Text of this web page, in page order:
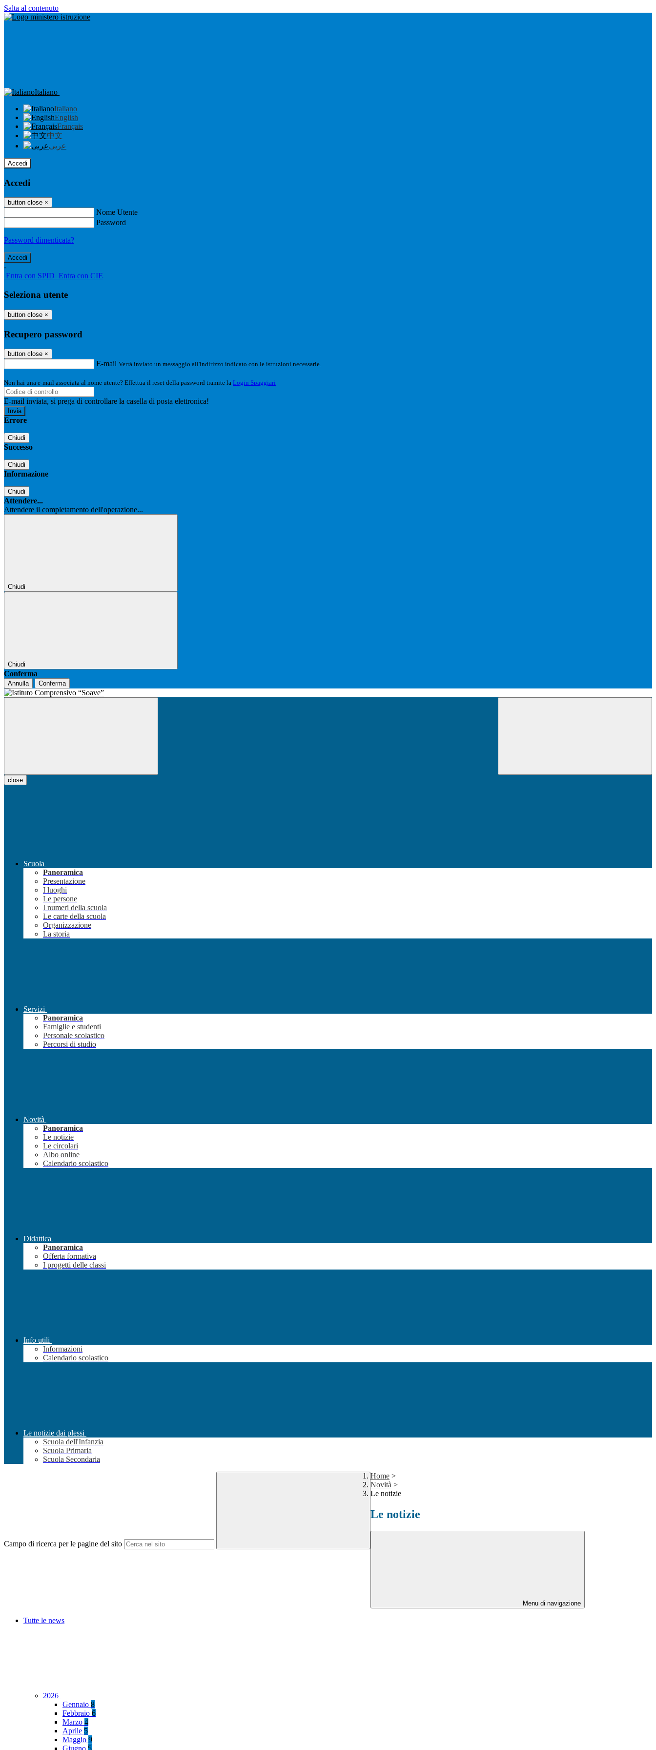
Salta al contenuto
Italiano
Italiano
English
Français
中文
عربى
Accedi
Accedi
button close ×
Nome Utente
Password
Password dimenticata?
-
Entra con SPID Entra con CIE
Seleziona utente
button close ×
Recupero password
button close ×
E-mail Verrà inviato un messaggio all'indirizzo indicato con le istruzioni necessarie.
Non hai una e-mail associata al nome utente? Effettua il reset della password tramite la Login Spaggiari
E-mail inviata, si prega di controllare la casella di posta elettronica!
Errore
Chiudi
Successo
Chiudi
Informazione
Chiudi
Attendere...
Attendere il completamento dell'operazione...
Chiudi
Chiudi
Conferma
Annulla Conferma
close
Scuola
Panoramica
Presentazione
I luoghi
Le persone
I numeri della scuola
Le carte della scuola
Organizzazione
La storia
Servizi
Panoramica
Famiglie e studenti
Personale scolastico
Percorsi di studio
Novità
Panoramica
Le notizie
Le circolari
Albo online
Calendario scolastico
Didattica
Panoramica
Offerta formativa
I progetti delle classi
Info utili
Informazioni
Calendario scolastico
Le notizie dai plessi
Scuola dell'Infanzia
Scuola Primaria
Scuola Secondaria
Campo di ricerca per le pagine del sito
Home >
Novità >
Le notizie
Le notizie
Menu di navigazione
Tutte le news
2026
Gennaio 8
Febbraio 6
Marzo 4
Aprile 5
Maggio 9